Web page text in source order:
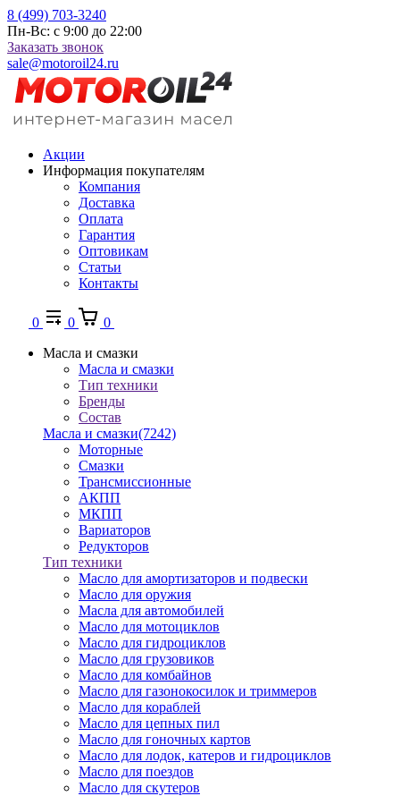
8 (499) 703-3240
Пн-Вс: с 9:00 до 22:00
Заказать звонок
sale@motoroil24.ru
Акции
Информация покупателям
Компания
Доставка
Оплата
Гарантия
Оптовикам
Статьи
Контакты
0 0
0
Масла и смазки
Масла и смазки
Тип техники
Бренды
Состав
Масла и смазки(7242)
Моторные
Смазки
Трансмиссионные
АКПП
МКПП
Вариаторов
Редукторов
Тип техники
Масло для амортизаторов и подвески
Масло для оружия
Масла для автомобилей
Масло для мотоциклов
Масло для гидроциклов
Масло для грузовиков
Масло для комбайнов
Масло для газонокосилок и триммеров
Масло для кораблей
Масло для цепных пил
Масло для гоночных картов
Масло для лодок, катеров и гидроциклов
Масло для поездов
Масло для скутеров